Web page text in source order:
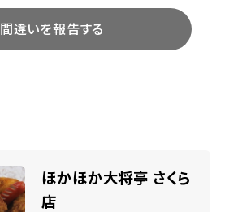
間違いを報告する
ほかほか大将亭 さくら
店